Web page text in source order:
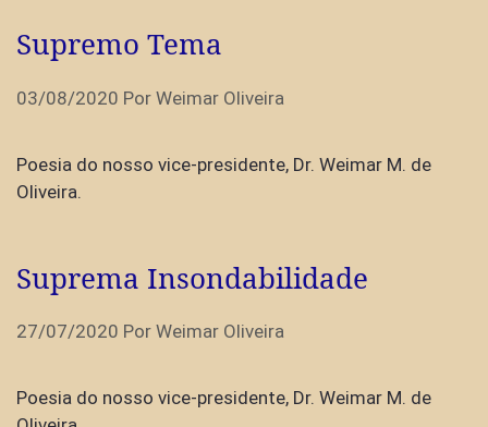
Supremo Tema
03/08/2020 Por Weimar Oliveira
Poesia do nosso vice-presidente, Dr. Weimar M. de
Oliveira.
Suprema Insondabilidade
27/07/2020 Por Weimar Oliveira
Poesia do nosso vice-presidente, Dr. Weimar M. de